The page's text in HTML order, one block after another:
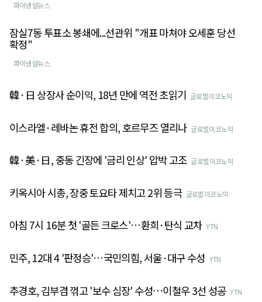
파이낸셜뉴스
잠실7동 투표소 봉쇄에...선관위 "개표 마쳐야 오세훈 당선
확정"
파이낸셜뉴스
韓·日 상장사 순이익, 18년 만에 역전 초읽기 글로벌이코노믹
이스라엘·레바논 휴전 합의, 호르무즈 열리나 글로벌이코노믹
韓·美·日, 중동 긴장에 '금리 인상' 압박 고조 글로벌이코노믹
키옥시아 시총, 장중 토요타 제치고 2위 등극 글로벌이코노믹
아침 7시 16분 첫 '골든 크로스'…환희·탄식 교차 YTN
민주, 12대 4 '판정승'…국민의힘, 서울·대구 수성 YTN
추경호, 김부겸 꺾고 '보수 심장' 수성…이철우 3선 성공 YTN